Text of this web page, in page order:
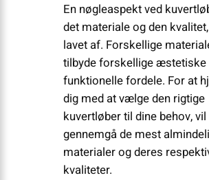
En nøgleaspekt ved
det materiale og den
lavet af. Forskellige
tilbyde forskellige æstetiske
funktionelle fordele. For at
dig med at vælge den rigtige
kuvertløber til dine behov, vil
gennemgå de mest
materialer og deres
kvaliteter.